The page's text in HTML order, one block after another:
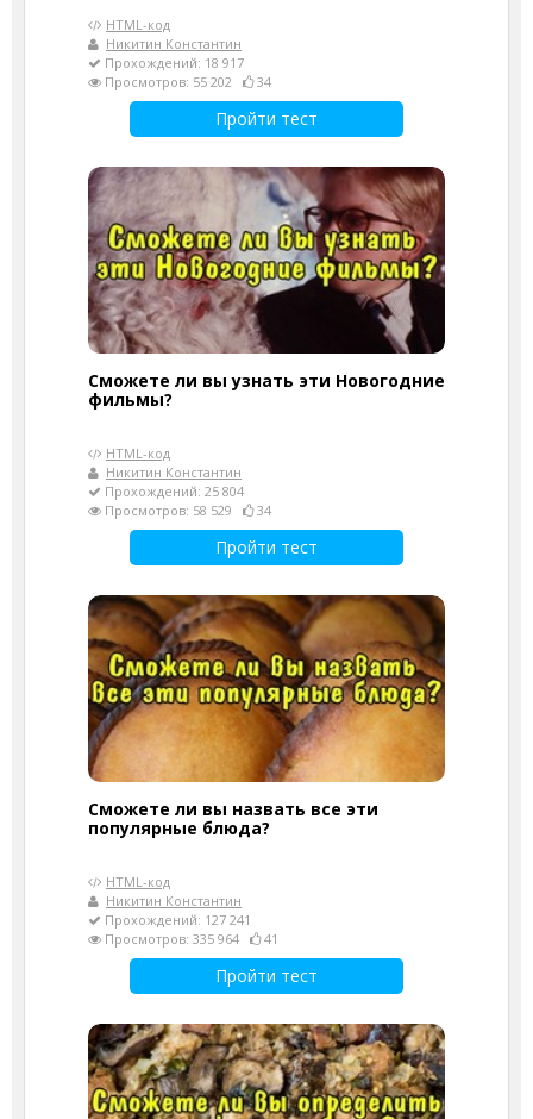
HTML-код
Никитин Константин
Прохождений: 18 917
Просмотров: 55 202
34
Пройти тест
Сможете ли вы узнать эти Новогодние
фильмы?
HTML-код
Никитин Константин
Прохождений: 25 804
Просмотров: 58 529
34
Пройти тест
Сможете ли вы назвать все эти
популярные блюда?
HTML-код
Никитин Константин
Прохождений: 127 241
Просмотров: 335 964
41
Пройти тест